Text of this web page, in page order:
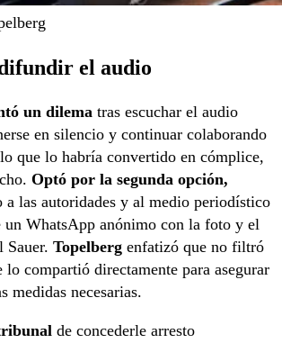
el audio
un dilema tras escuchar el audio
en silencio y continuar colaborando
que lo habría convertido en cómplice,
Optó por la segunda opción,
a las autoridades y al medio periodístico
un WhatsApp anónimo con la foto y el
Sauer. Topelberg enfatizó que no filtró
lo compartió directamente para asegurar
medidas necesarias.
de concederle arresto